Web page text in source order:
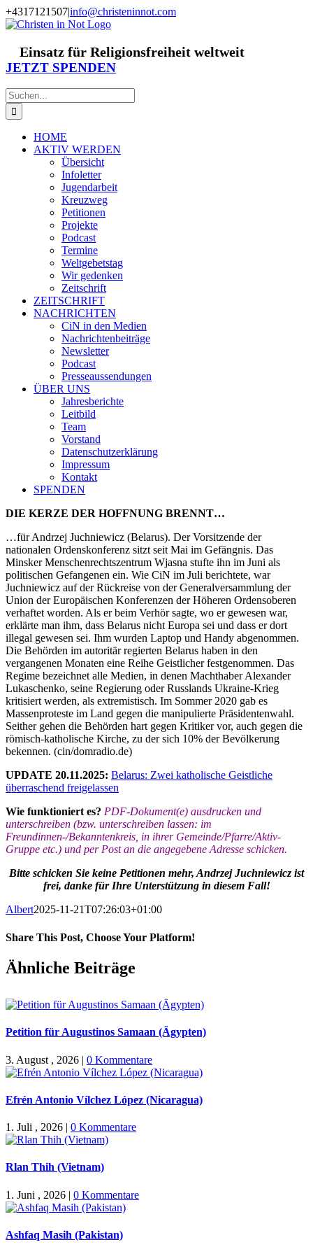
Zum
Inhalt
+4317121507|info@christeninnot.com
Facebook
Instagram
X
Spenden
Newsletter
Einsatz für Religionsfreiheit weltweit
JETZT SPENDEN
Suche
nach:
HOME
AKTIV WERDEN
Übersicht
Infoletter
Jugendarbeit
Kreuzweg
Petitionen
Projekte
Podcast
Termine
Weltgebetstag
Wir gedenken
Zeitschrift
ZEITSCHRIFT
NACHRICHTEN
CiN in den Medien
Nachrichtenbeiträge
Newsletter
Podcast
Presseaussendungen
ÜBER UNS
Jahresberichte
Leitbild
Team
Vorstand
Datenschutzerklärung
Impressum
Kontakt
SPENDEN
DIE KERZE DER HOFFNUNG BRENNT…
…für Andrzej Juchniewicz (Belarus). Der Vorsitzende der
nationalen Ordenskonferenz sitzt seit Mai im Gefängnis. Das
Minsker Menschenrechtszentrum Wjasna stufte ihn im Juni als
politischen Gefangenen ein. Wie CiN im Juli berichtete, war
Juchniewicz auf der Rückreise von der Generalversammlung der
Union der Europäischen Konferenzen der Höheren Ordensoberen
verhaftet worden. Als er beim Verhör sagte, wo er gewesen war,
erklärte man ihm, dass Belarus nicht Europa sei und dass er dort
illegal gewesen sei. Ihm wurden Laptop und Handy abgenommen.
Die Behörden im autoritär regierten Belarus haben in den
vergangenen Monaten eine Reihe Geistlicher festgenommen. Das
Regime bezeichnet alle Medien, in denen Machthaber Alexander
Lukaschenko, seine Regierung oder Russlands Ukraine-Krieg
kritisiert werden, als extremistisch. Im Sommer 2020 gab es
Massenproteste im Land gegen die manipulierte Präsidentenwahl.
Seither gehen die Behörden hart gegen Kritiker vor, auch gegen die
römisch-katholische Kirche, zu der sich 10% der Bevölkerung
bekennen. (cin/domradio.de)
UPDATE 20.11.2025: Belarus: Zwei katholische Geistliche
überraschend freigelassen
Wie funktioniert es? PDF-Dokument(e) ausdrucken und
unterschreiben (bzw. unterschreiben lassen: im
Freundinnen-/Bekanntenkreis, in ihrer Gemeinde/Pfarre/Aktiv-
Gruppe etc.) und per Post an die angegebene Adresse schicken.
Bitte schicken Sie keine Petitionen mehr, Andrzej Juchniewicz ist
frei, danke für Ihre Unterstützung in diesem Fall!
Albert2025-11-21T07:26:03+01:00
Share This Post, Choose Your Platform!
Facebook
X
WhatsApp
Pinterest
E-
Mail
Ähnliche Beiträge
Petition für Augustinos Samaan (Ägypten)
3. August , 2026 | 0 Kommentare
Efrén Antonio Vílchez López (Nicaragua)
1. Juli , 2026 | 0 Kommentare
Rlan Thih (Vietnam)
1. Juni , 2026 | 0 Kommentare
Ashfaq Masih (Pakistan)